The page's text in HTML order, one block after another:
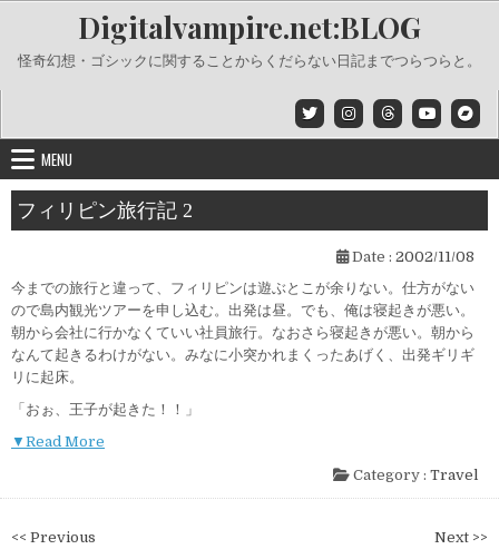
content
Digitalvampire.net:BLOG
怪奇幻想・ゴシックに関することからくだらない日記までつらつらと。
MENU
フィリピン旅行記 2
Date : 2002/11/08
今までの旅行と違って、フィリピンは遊ぶとこが余りない。仕方がない
ので島内観光ツアーを申し込む。出発は昼。でも、俺は寝起きが悪い。
朝から会社に行かなくていい社員旅行。なおさら寝起きが悪い。朝から
なんて起きるわけがない。みなに小突かれまくったあげく、出発ギリギ
リに起床。
「おぉ、王子が起きた！！」
▼Read More
Category : Travel
投
<< Previous Next >>